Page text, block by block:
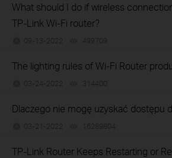
What should I do if wireless
TP-Link Wi-Fi router?
09-13-2022 499709
The lighting rules of Wi-Fi Router
03-24-2022 314400
Dlaczego nie mogę uzyskać dostępu
03-21-2022 16289804
TP-Link Router Keeps Restarting or